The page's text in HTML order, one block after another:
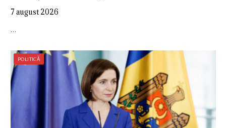
7 august 2026
…
POLITICĂ